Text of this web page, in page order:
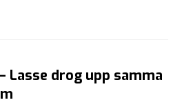
Lasse drog upp samma